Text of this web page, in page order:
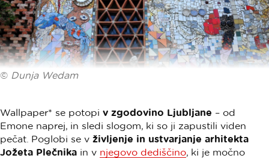
© Dunja Wedam
Wallpaper* se potopi v zgodovino Ljubljane – od
Emone naprej, in sledi slogom, ki so ji zapustili viden
pečat. Poglobi se v življenje in ustvarjanje arhitekta
Jožeta Plečnika in v njegovo dediščino, ki je močno